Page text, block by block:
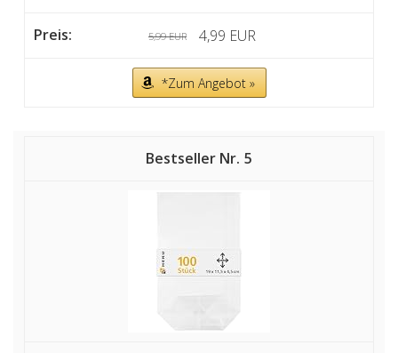
5,99 EUR 4,99 EUR
*Zum Angebot »
5